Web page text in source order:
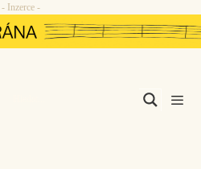
- Inzerce -